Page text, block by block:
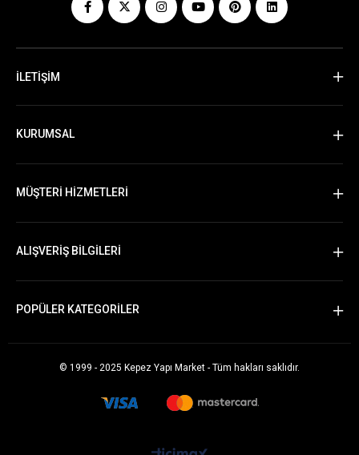
İLETİŞİM
KURUMSAL
MÜŞTERİ HİZMETLERİ
ALIŞVERİŞ BİLGİLERİ
POPÜLER KATEGORİLER
© 1999 - 2025 Kepez Yapı Market - Tüm hakları saklıdır.